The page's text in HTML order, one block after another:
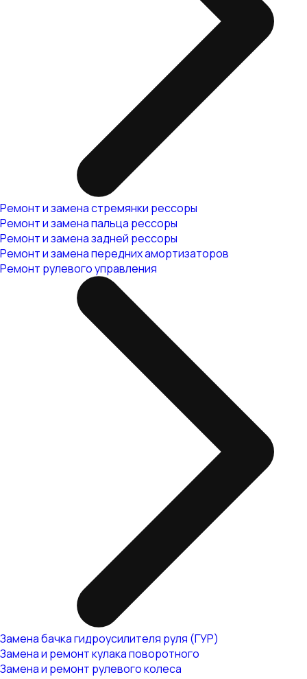
Ремонт и замена стремянки рессоры
Ремонт и замена пальца рессоры
Ремонт и замена задней рессоры
Ремонт и замена передних амортизаторов
Ремонт рулевого управления
Замена бачка гидроусилителя руля (ГУР)
Замена и ремонт кулака поворотного
Замена и ремонт рулевого колеса